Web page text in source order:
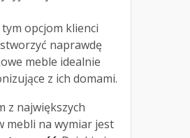
opcjom klienci
naprawdę
meble idealnie
z ich domami.
z największych
mebli na wymiar jest